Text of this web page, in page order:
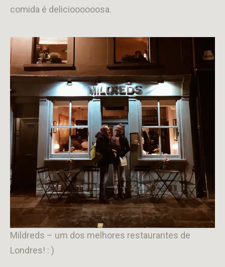
comida é delicioooooosa.
Mildreds – um dos melhores restaurantes de
Londres! : )